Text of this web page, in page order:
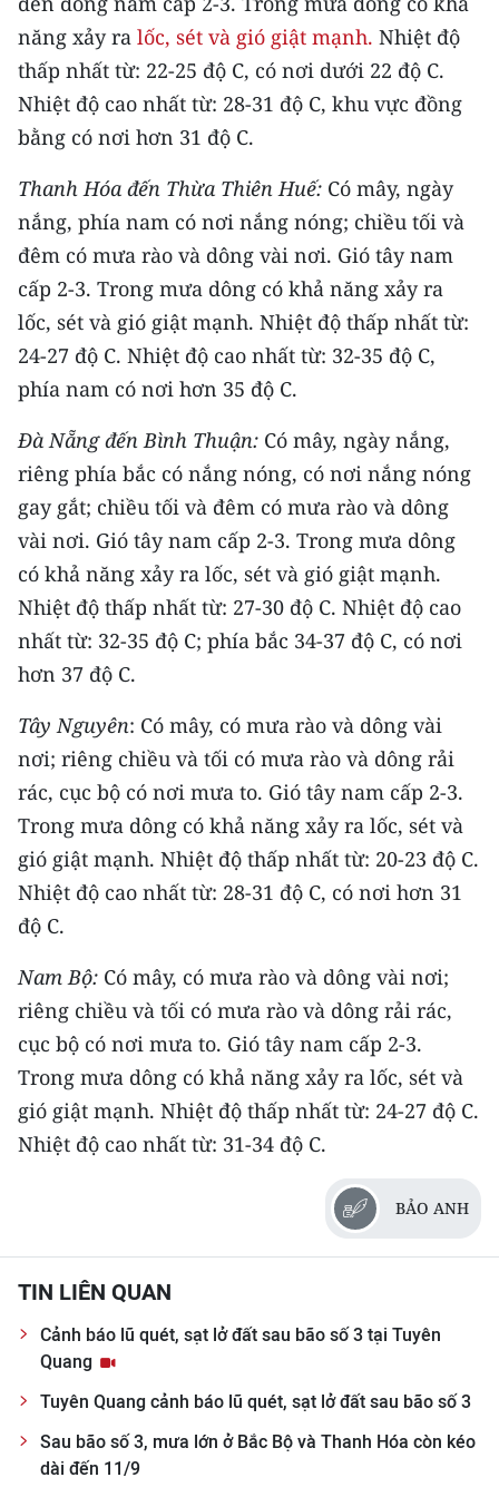
CHUYÊN ĐỀ
CÁC CHUYÊN TRANG
VỀ BÁO NHÂN DÂN
THỜI NAY
NHÂN DÂN CUỐI TUẦN
NHÂN DÂN HẰNG THÁNG
MUA BÁO
ĐỌC BÁO IN
ENGLISH
中文
FRANÇAIS
РУССКИЙ
ESPAÑOL
한국어
năng xảy ra lốc, sét và gió giật mạnh. Nhiệt độ
thấp nhất từ: 22-25 độ C, có nơi dưới 22 độ C.
Nhiệt độ cao nhất từ: 28-31 độ C, khu vực đồng
bằng có nơi hơn 31 độ C.
Thanh Hóa đến Thừa Thiên Huế: Có mây, ngày
nắng, phía nam có nơi nắng nóng; chiều tối và
đêm có mưa rào và dông vài nơi. Gió tây nam
cấp 2-3. Trong mưa dông có khả năng xảy ra
lốc, sét và gió giật mạnh. Nhiệt độ thấp nhất từ:
24-27 độ C. Nhiệt độ cao nhất từ: 32-35 độ C,
phía nam có nơi hơn 35 độ C.
Đà Nẵng đến Bình Thuận: Có mây, ngày nắng,
riêng phía bắc có nắng nóng, có nơi nắng nóng
gay gắt; chiều tối và đêm có mưa rào và dông
vài nơi. Gió tây nam cấp 2-3. Trong mưa dông
có khả năng xảy ra lốc, sét và gió giật mạnh.
Nhiệt độ thấp nhất từ: 27-30 độ C. Nhiệt độ cao
nhất từ: 32-35 độ C; phía bắc 34-37 độ C, có nơi
hơn 37 độ C.
Tây Nguyên: Có mây, có mưa rào và dông vài
nơi; riêng chiều và tối có mưa rào và dông rải
rác, cục bộ có nơi mưa to. Gió tây nam cấp 2-3.
Trong mưa dông có khả năng xảy ra lốc, sét và
gió giật mạnh. Nhiệt độ thấp nhất từ: 20-23 độ C.
Nhiệt độ cao nhất từ: 28-31 độ C, có nơi hơn 31
độ C.
Nam Bộ: Có mây, có mưa rào và dông vài nơi;
riêng chiều và tối có mưa rào và dông rải rác,
cục bộ có nơi mưa to. Gió tây nam cấp 2-3.
Trong mưa dông có khả năng xảy ra lốc, sét và
gió giật mạnh. Nhiệt độ thấp nhất từ: 24-27 độ C.
Nhiệt độ cao nhất từ: 31-34 độ C.
BẢO ANH
TIN LIÊN QUAN
Cảnh báo lũ quét, sạt lở đất sau bão số 3 tại Tuyên
Quang
Tuyên Quang cảnh báo lũ quét, sạt lở đất sau bão số 3
Sau bão số 3, mưa lớn ở Bắc Bộ và Thanh Hóa còn kéo
dài đến 11/9